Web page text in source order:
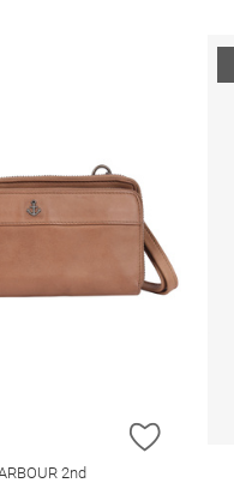
HINZUFÜGEN
2nd